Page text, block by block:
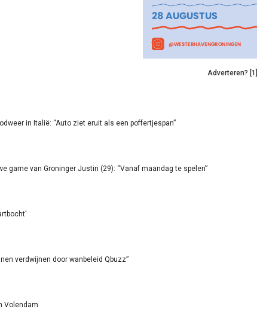
Adverteren? [1]
in Italië: “Auto ziet eruit als een poffertjespan”
game van Groninger Justin (29): “Vanaf maandag te spelen”
verdwijnen door wanbeleid Qbuzz”
Volendam